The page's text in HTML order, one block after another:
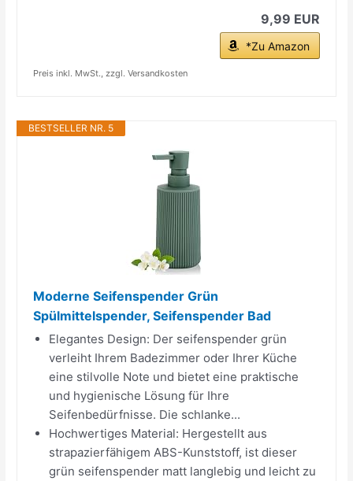
9,99 EUR
*Zu Amazon
Preis inkl. MwSt., zzgl. Versandkosten
BESTSELLER NR. 5
Moderne Seifenspender Grün
Spülmittelspender, Seifenspender Bad
Elegantes Design: Der seifenspender grün
verleiht Ihrem Badezimmer oder Ihrer Küche
eine stilvolle Note und bietet eine praktische
und hygienische Lösung für Ihre
Seifenbedürfnisse. Die schlanke...
Hochwertiges Material: Hergestellt aus
strapazierfähigem ABS-Kunststoff, ist dieser
grün seifenspender matt langlebig und leicht zu